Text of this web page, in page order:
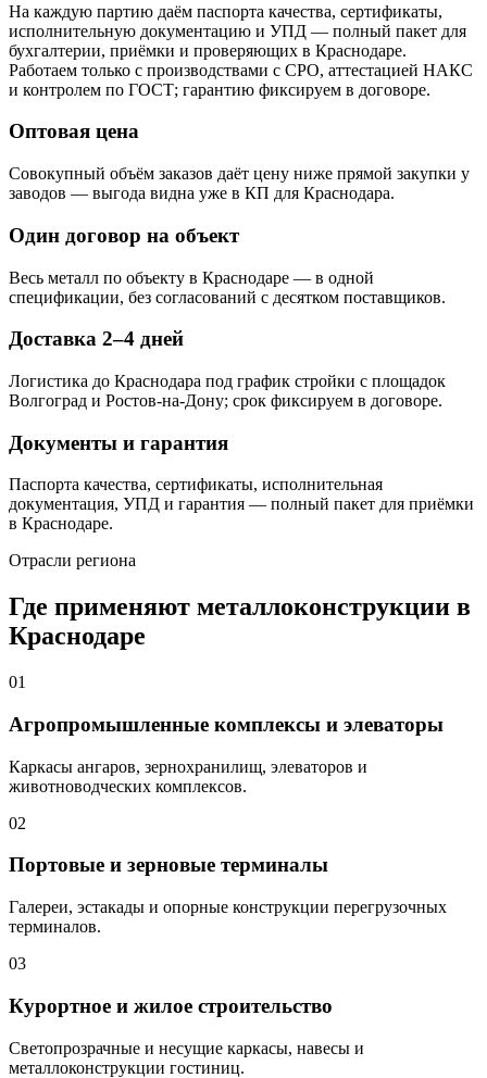
На каждую партию даём паспорта качества, сертификаты,
исполнительную документацию и УПД — полный пакет для
бухгалтерии, приёмки и проверяющих в Краснодаре.
Работаем только с производствами с СРО, аттестацией НАКС
и контролем по ГОСТ; гарантию фиксируем в договоре.
Оптовая цена
Совокупный объём заказов даёт цену ниже прямой закупки у
заводов — выгода видна уже в КП для Краснодара.
Один договор на объект
Весь металл по объекту в Краснодаре — в одной
спецификации, без согласований с десятком поставщиков.
Доставка 2–4 дней
Логистика до Краснодара под график стройки с площадок
Волгоград и Ростов-на-Дону; срок фиксируем в договоре.
Документы и гарантия
Паспорта качества, сертификаты, исполнительная
документация, УПД и гарантия — полный пакет для приёмки
в Краснодаре.
Отрасли региона
Где применяют металлоконструкции в
Краснодаре
01
Агропромышленные комплексы и элеваторы
Каркасы ангаров, зернохранилищ, элеваторов и
животноводческих комплексов.
02
Портовые и зерновые терминалы
Галереи, эстакады и опорные конструкции перегрузочных
терминалов.
03
Курортное и жилое строительство
Светопрозрачные и несущие каркасы, навесы и
металлоконструкции гостиниц.